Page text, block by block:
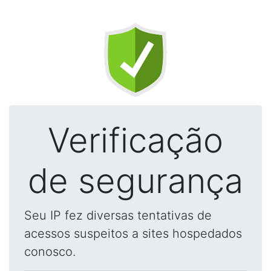
Verificação
de segurança
Seu IP fez diversas tentativas de
acessos suspeitos a sites hospedados
conosco.